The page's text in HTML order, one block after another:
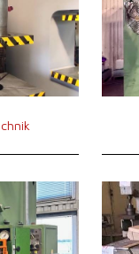
mm
stolu
mm
Rok
stolu